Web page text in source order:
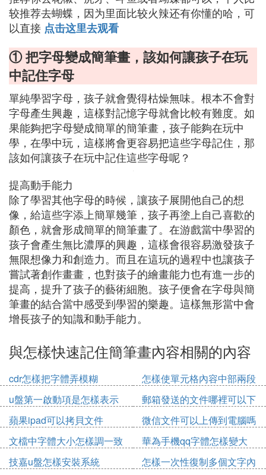
较推荐去蝴蝶，因为里面比较火辣还有你懂的哈，可
以直接 点击这里去观看
① 把字母變成簡筆畫，該如何讓孩子在玩
中記住字母
單純學習字母，孩子就會覺得枯燥無味。根本不會對
字母產生興趣，這樣對記憶字母就會比較有難度。如
果能夠把字母變成簡單的簡筆畫，孩子能夠在玩中
學，在學中玩，這樣將會更容易把這些字母記住，那
該如何讓孩子在玩中記住這些字母呢？
提高動手能力
除了學習其他字母的時候，讓孩子展開他自己的想
像，給這些字添上簡單幾筆，孩子再塗上自己喜歡的
顏色，就會形成簡單的簡筆畫了。在游戲當中學習的
孩子會產生無比濃厚的興趣，這樣會很容易激發孩子
無限想像力和創造力。而且在這玩的過程中也讓孩子
嘗試著創作畫畫，也對孩子的繪畫能力也有進一步的
提高，提升了孩子的藝術細胞。孩子便會在字母與簡
筆畫的結合當中感受到學習的樂趣。這樣無形當中會
增長孩子的知識和動手能力。
與怎樣快速記住簡筆畫內容相關的內容
cdr怎樣把字體弄模糊
怎樣使單元格內容中部兩段
對齊
u盤第一啟動項是怎樣表示
的
郵箱發送的文件哪裡可以下
載
蘋果ipad可以拷貝文件
微信文件可以上傳到電腦嗎
文檔中字體大小怎樣調一致
華為手機qq字體怎樣變大
技嘉u盤怎樣安裝系統
怎樣一次性復制多個文字內